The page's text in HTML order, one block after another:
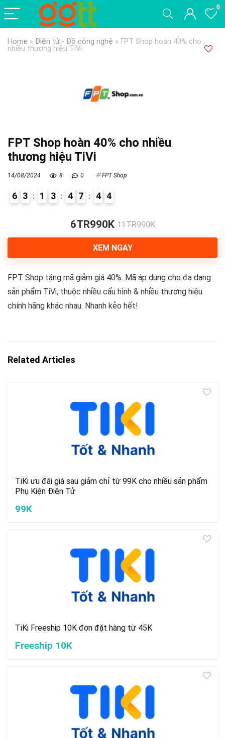
0
Home » Điện tử - Đồ công nghệ » FPT Shop hoàn 40% cho
nhiều thương hiệu TiVi
FPT Shop hoàn 40% cho nhiều
thương hiệu TiVi
14/08/2024 8 0 FPT Shop
6 3 1 3 4 7 4 4
6TR990K 11TR990K
XEM NGAY
FPT Shop tặng mã giảm giá 40%. Mã áp dụng cho đa dạng
sản phẩm TiVi, thuộc nhiều cấu hình & nhiều thương hiệu
chính hãng khác nhau. Nhanh kẻo hết!
Related Articles
TiKi ưu đãi giá sau giảm chỉ từ 99K cho nhiều sản phẩm
Phụ Kiện Điện Tử
99K
TiKi Freeship 10K đơn đặt hàng từ 45K
Freeship 10K